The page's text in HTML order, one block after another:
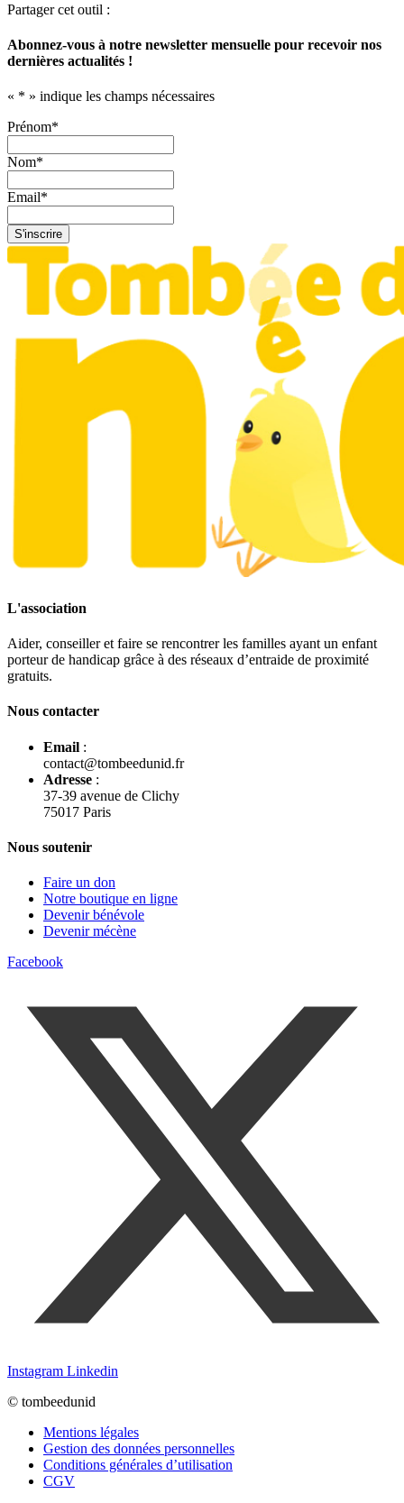
Partager cet outil :
Abonnez-vous à notre newsletter mensuelle pour recevoir nos
dernières actualités !
« * » indique les champs nécessaires
Prénom*
Nom*
Email*
S'inscrire
L'association
Aider, conseiller et faire se rencontrer les familles ayant un enfant
porteur de handicap grâce à des réseaux d’entraide de proximité
gratuits.
Nous contacter
Email :
contact@tombeedunid.fr
Adresse :
37-39 avenue de Clichy
75017 Paris
Nous soutenir
Faire un don
Notre boutique en ligne
Devenir bénévole
Devenir mécène
Facebook
Instagram Linkedin
© tombeedunid
Mentions légales
Gestion des données personnelles
Conditions générales d’utilisation
CGV